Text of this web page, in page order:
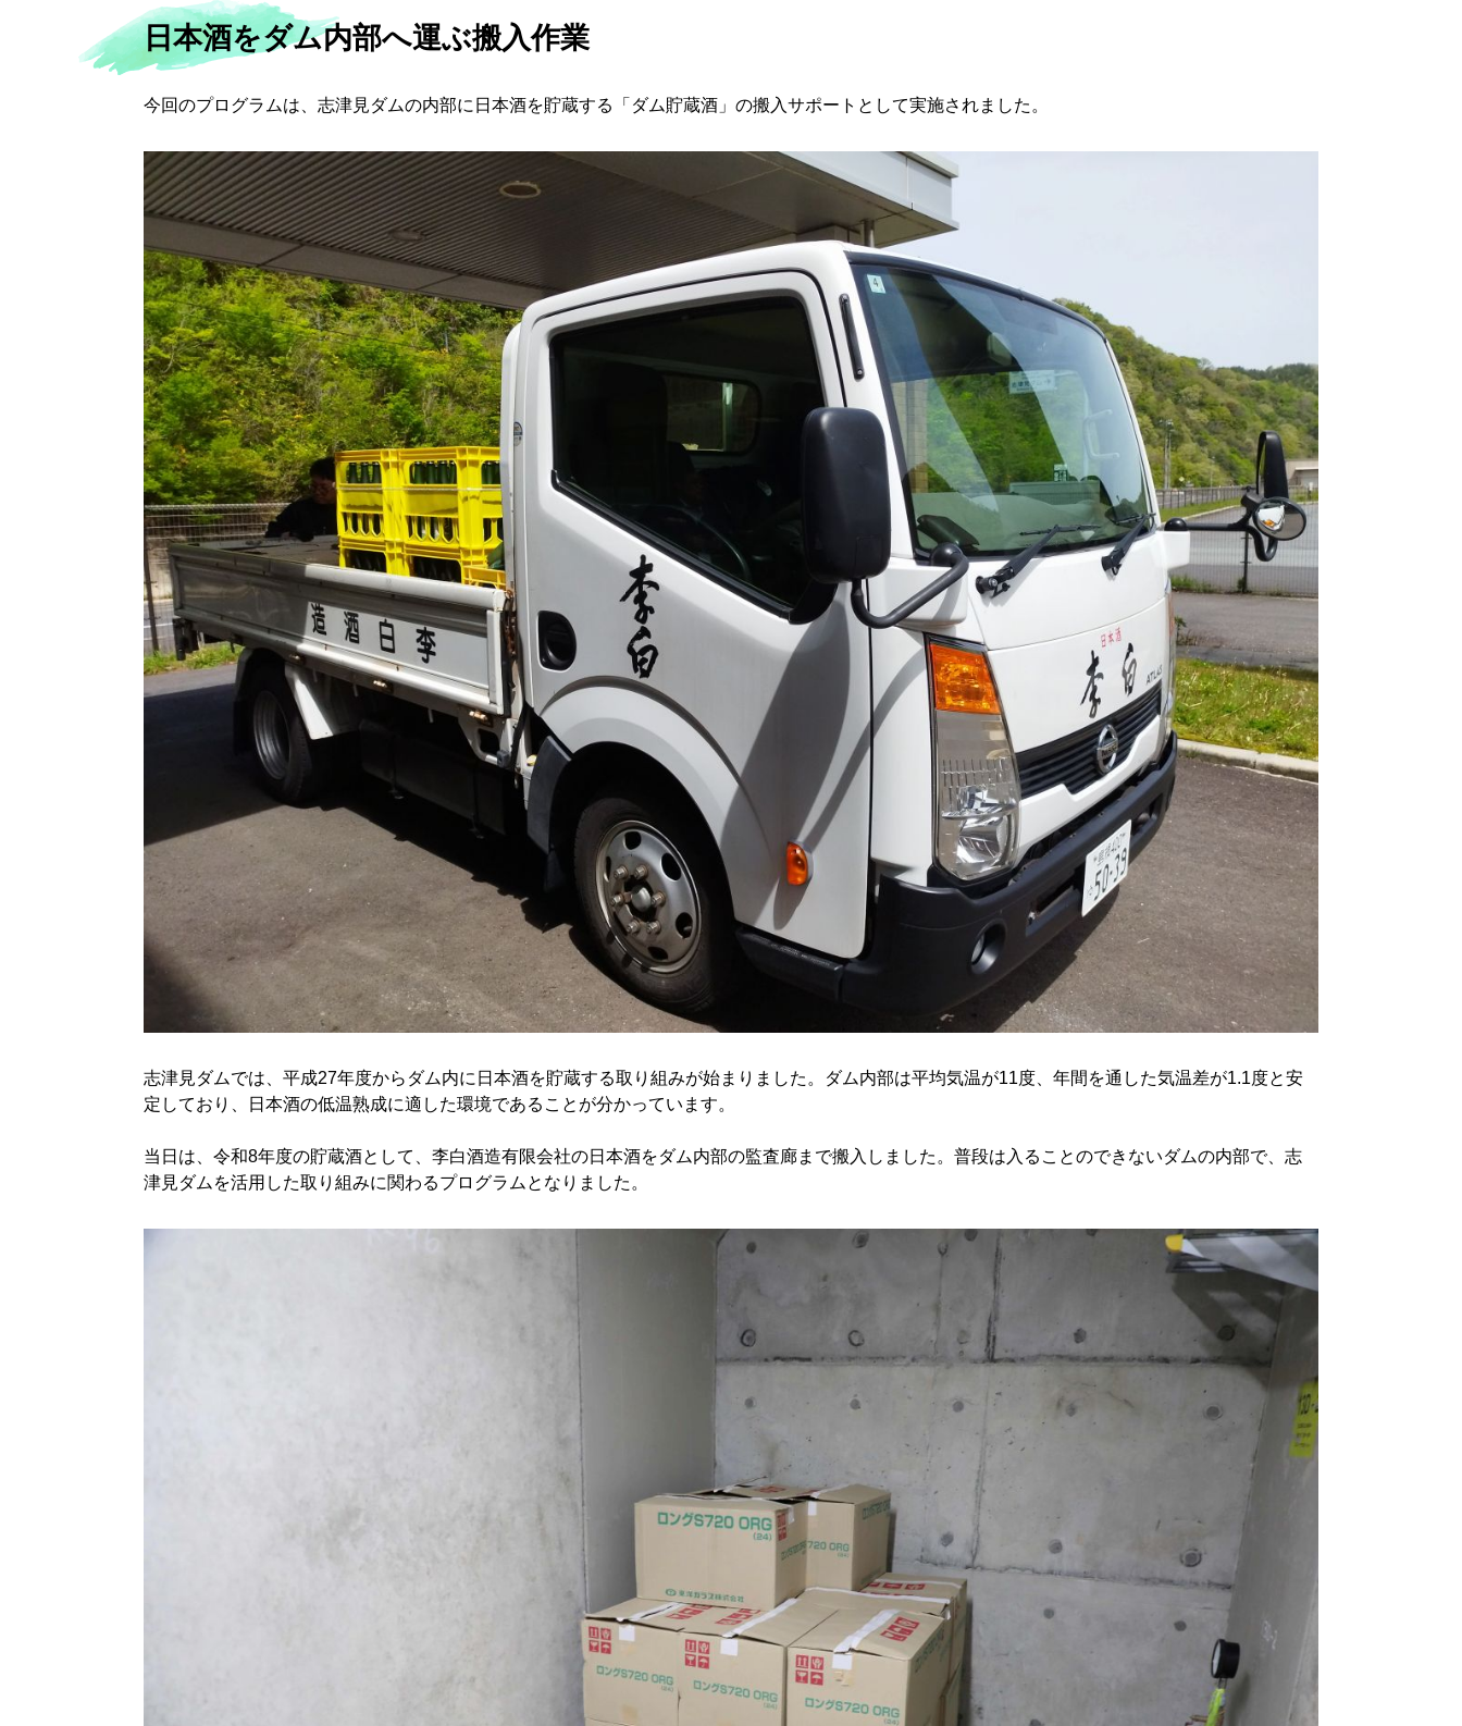
日本酒をダム内部へ運ぶ搬入作業
今回のプログラムは、志津見ダムの内部に日本酒を貯蔵する「ダム貯蔵酒」の搬入サポートとして実施されました。
志津見ダムでは、平成27年度からダム内に日本酒を貯蔵する取り組みが始まりました。ダム内部は平均気温が11度、年間を通した気温差が1.1度と安
定しており、日本酒の低温熟成に適した環境であることが分かっています。
当日は、令和8年度の貯蔵酒として、李白酒造有限会社の日本酒をダム内部の監査廊まで搬入しました。普段は入ることのできないダムの内部で、志
津見ダムを活用した取り組みに関わるプログラムとなりました。